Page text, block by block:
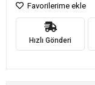
Favorilerime ekle
Hızlı Gönderi